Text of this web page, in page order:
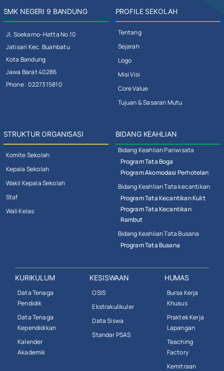
SMK NEGERI 9 BANDUNG
Jl. Soekarno-Hatta No.10
Jatisari Kec. Buahbatu
Kota Bandung
Jawa Barat 40286
Phone : 0227315810
PROFILE SEKOLAH
Tentang
Sejarah
Logo
Misi Visi
Core Value
Tujuan & Sasaran Mutu
STRUKTUR ORGANISASI
Komite Sekolah
Kepala Sekolah
Wakil Kepala Sekolah
Staf
Wali Kelas
BIDANG KEAHLIAN
Bidang Keahlian Pariwisata
Program Tata Boga
Program Akomodasi Perhotelan
Bidang Keahlian Tata kecantikan
Program Tata Kecantikan Kulit
Program Tata Kecantikan
Rambut
Bidang Keahlian Tata Busana
Program Tata Busana
KURIKULUM
Data Tenaga
Pendidik
Data Tenaga
Kependidikan
Kalender
Akademik
KESISWAAN
OSIS
Ekstrakulikuler
Data Siswa
Standar PSAS
HUMAS
Bursa Kerja
Khusus
Praktek Kerja
Lapangan
Teaching
Factory
Kemitraan